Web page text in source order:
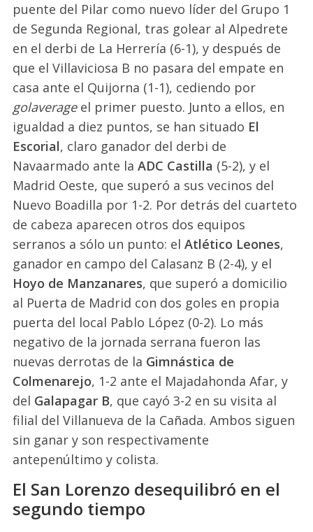
puente del Pilar como nuevo líder del Grupo 1
de Segunda Regional, tras golear al Alpedrete
en el derbi de La Herrería (6-1), y después de
que el Villaviciosa B no pasara del empate en
casa ante el Quijorna (1-1), cediendo por
golaverageel primer puesto. Junto a ellos, en
igualdad a diez puntos, se han situado El
Escorial, claro ganador del derbi de
Navaarmado ante laADC Castilla (5-2), y el
Madrid Oeste, que superó a sus vecinos del
Nuevo Boadilla por 1-2. Por detrás del cuarteto
de cabeza aparecen otros dos equipos
serranos a sólo un punto: elAtlético Leones,
ganador en campo del Calasanz B (2-4), y el
Hoyo de Manzanares, que superó a domicilio
al Puerta de Madrid con dos goles en propia
puerta del local Pablo López (0-2). Lo más
negativo de la jornada serrana fueron las
nuevas derrotas de la Gimnástica de
Colmenarejo, 1-2 ante el Majadahonda Afar, y
del Galapagar B, que cayó 3-2 en su visita al
filial del Villanueva de la Cañada. Ambos siguen
sin ganar y son respectivamente
antepenúltimo y colista.
El San Lorenzo desequilibró en el
segundo tiempo